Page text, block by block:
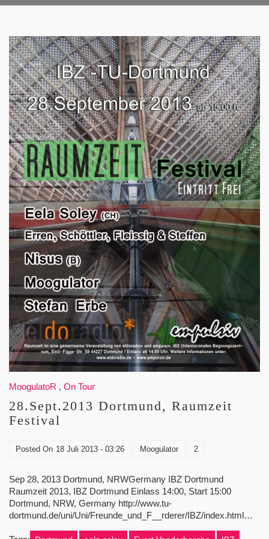
MoogulatoR , On Tour
28.Sept.2013 Dortmund, Raumzeit
Festival
Posted On 18 Juli 2013 - 03:26 Moogulator 2
Sep 28, 2013 Dortmund, NRWGermany IBZ Dortmund
Raumzeit 2013, IBZ Dortmund Einlass 14:00, Start 15:00
Dortmund, NRW, Germany http://www.tu-
dortmund.de/uni/Uni/Freunde_und_F__rderer/IBZ/index.html…